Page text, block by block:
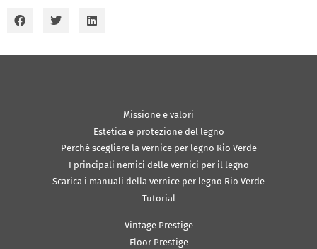
Missione e valori
Estetica e protezione del legno
Perché scegliere la vernice per legno Rio Verde
I principali nemici delle vernici per il legno
Scarica i manuali della vernice per legno Rio Verde
Tutorial
Vintage Prestige
Floor Prestige